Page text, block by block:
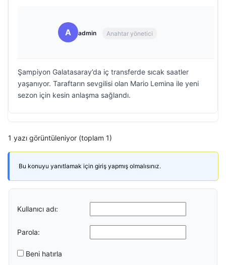
A admin Anahtar yönetici
Şampiyon Galatasaray’da iç transferde sıcak saatler
yaşanıyor. Taraftarın sevgilisi olan Mario Lemina ile yeni
sezon için kesin anlaşma sağlandı.
1 yazı görüntüleniyor (toplam 1)
Bu konuyu yanıtlamak için giriş yapmış olmalısınız.
Kullanıcı adı:
Parola:
Beni hatırla